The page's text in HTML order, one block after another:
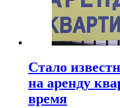
Стало
на аренду
время